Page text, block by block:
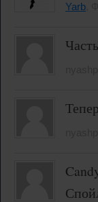
Yarb